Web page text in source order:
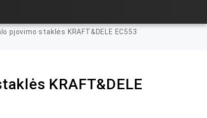
pjovimo staklės KRAFT&DELE EC553
KRAFT&DELE